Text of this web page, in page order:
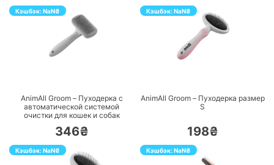
Кэшбэк:NaN₴
AnimAll Groom – Пуходерка с
автоматической системой
очистки для кошек и собак
346₴
Кэшбэк:NaN₴
AnimAll Groom – Пуходерка размер
S
198₴
Кэшбэк:NaN₴ Кэшбэк:NaN₴